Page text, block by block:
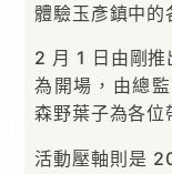
體驗玉彥鎮中的
2 月 1 日由剛
為開場，由總
森野葉子為各位
活動壓軸則是